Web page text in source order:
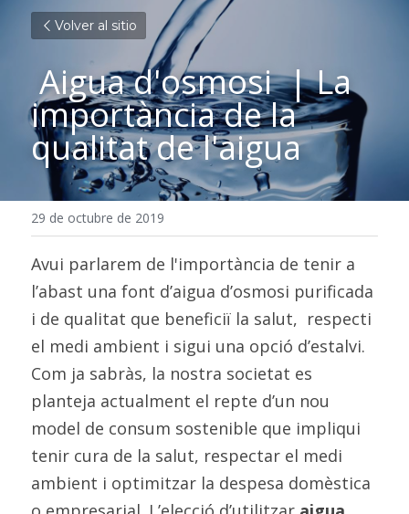
Volver al sitio
importància de la
qualitat de l'aigua
29 de octubre de 2019
Avui parlarem de l'importància de tenir a
l’abast una font d’aigua d’osmosi purificada
i de qualitat que beneficiï la salut,  respecti
el medi ambient i sigui una opció d’estalvi.
Com ja sabràs, la nostra societat es
planteja actualment el repte d’un nou
model de consum sostenible que impliqui
tenir cura de la salut, respectar el medi
ambient i optimitzar la despesa domèstica